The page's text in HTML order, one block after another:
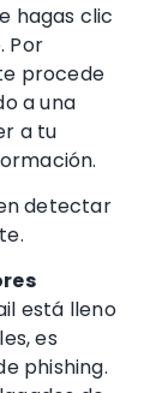
hagas clic
. Por
procede
a una
a tu
detectar
está lleno
es
phishing.